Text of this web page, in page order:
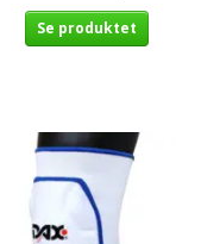
Se produktet